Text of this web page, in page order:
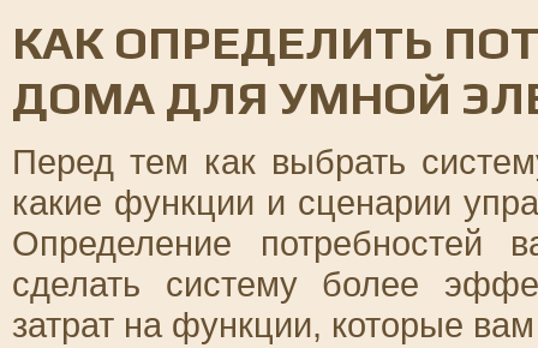
КАК ОПРЕДЕЛИТЬ
ДОМА ДЛЯ УМНОЙ
Перед тем как выбрать
какие функции и сценарии
Определение потребностей
сделать систему более
затрат на функции, которые